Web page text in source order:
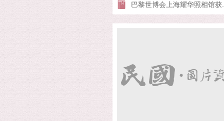
巴黎世博会上海耀华照相馆获